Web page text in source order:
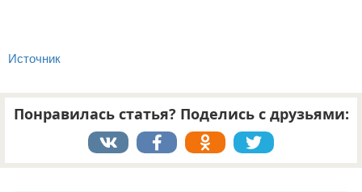
Источник
Понравилась статья? Поделись с друзьями: